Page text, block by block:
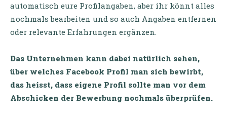
automatisch eure Profilangaben, aber ihr könnt alles
nochmals bearbeiten und so auch Angaben entfernen
oder relevante Erfahrungen ergänzen.
Das Unternehmen kann dabei natürlich sehen,
über welches Facebook Profil man sich bewirbt,
das heisst, dass eigene Profil sollte man vor dem
Abschicken der Bewerbung nochmals überprüfen.